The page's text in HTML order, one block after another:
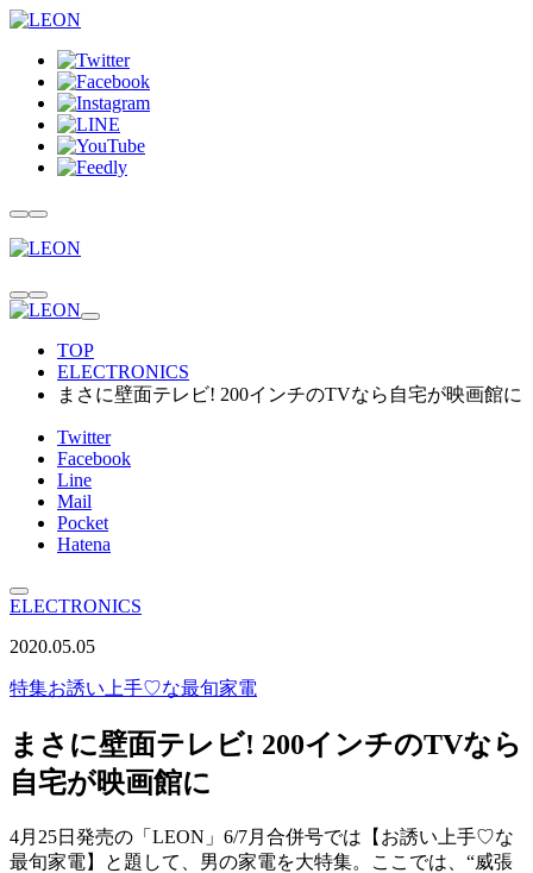
TOP
ELECTRONICS
まさに壁面テレビ! 200インチのTVなら自宅が映画館に
Twitter
Facebook
Line
Mail
Pocket
Hatena
ELECTRONICS
2020.05.05
特集お誘い上手♡な最旬家電
まさに壁面テレビ! 200インチのTVなら
自宅が映画館に
4月25日発売の「LEON」6/7月合併号では【お誘い上手♡な
最旬家電】と題して、男の家電を大特集。ここでは、“威張